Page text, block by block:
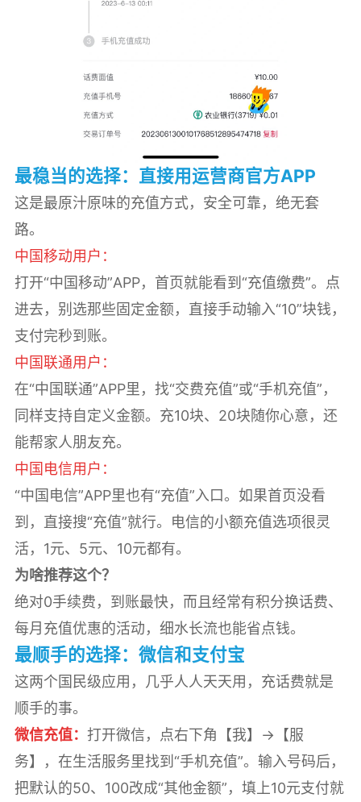
最稳当的选择：直接用运营商官方APP
这是最原汁原味的充值方式，安全可靠，绝无套
路。
中国移动用户：
打开“中国移动”APP，首页就能看到“充值缴费”。点
进去，别选那些固定金额，直接手动输入“10”块钱，
支付完秒到账。
中国联通用户：
在“中国联通”APP里，找“交费充值”或“手机充值”，
同样支持自定义金额。充10块、20块随你心意，还
能帮家人朋友充。
中国电信用户：
“中国电信”APP里也有“充值”入口。如果首页没看
到，直接搜“充值”就行。电信的小额充值选项很灵
活，1元、5元、10元都有。
为啥推荐这个？
绝对0手续费，到账最快，而且经常有积分换话费、
每月充值优惠的活动，细水长流也能省点钱。
最顺手的选择：微信和支付宝
这两个国民级应用，几乎人人天天用，充话费就是
顺手的事。
微信充值： 打开微信，点右下角【我】->【服
务】，在生活服务里找到“手机充值”。输入号码后，
把默认的50、100改成“其他金额”，填上10元支付就